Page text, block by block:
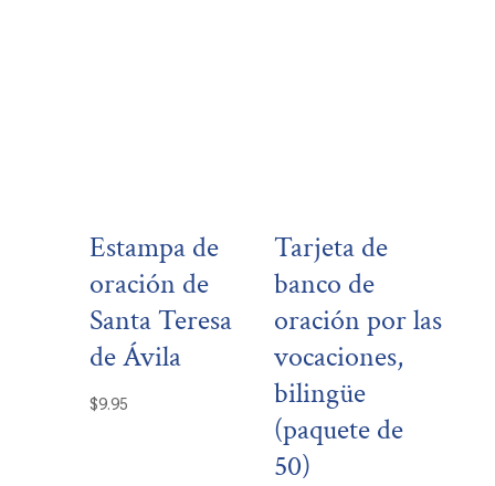
Estampa de
oración de
Santa Teresa
de Ávila
$9.95
Tarjeta de
banco de
oración por las
vocaciones,
bilingüe
(paquete de
50)